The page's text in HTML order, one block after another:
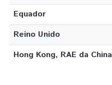
Equador
Reino Unido
Hong Kong, RAE da China